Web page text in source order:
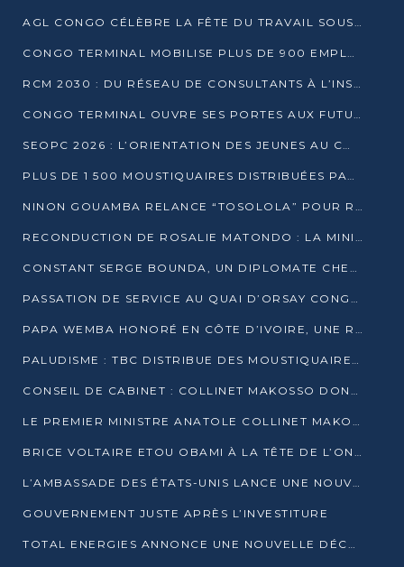
AGL CONGO CÉLÈBRE LA FÊTE DU TRAVAIL SOUS LE SIGNE DE LA COHÉSION
CONGO TERMINAL MOBILISE PLUS DE 900 EMPLOYÉS AUTOUR DE LA SÉCURITÉ AU TRAVAIL
RCM 2030 : DU RÉSEAU DE CONSULTANTS À L’INSTRUMENT DE PUISSANCE EN AFRIQUE FRANCOPHONE
CONGO TERMINAL OUVRE SES PORTES AUX FUTURS INGÉNIEURS AU FORUM DES MÉTIERS D’UCAC-ICAM
SEOPC 2026 : L’ORIENTATION DES JEUNES AU CŒUR DE LA DEUXIÈME ÉDITION
PLUS DE 1 500 MOUSTIQUAIRES DISTRIBUÉES PAR AGL ET CONGO TERMINAL DANS LA LUTTE CONTRE LE PALUDISME
NINON GOUAMBA RELANCE “TOSOLOLA” POUR RENFORCER LE DIALOGUE AVEC LES CITOYENS
RECONDUCTION DE ROSALIE MATONDO : LA MINISTRE PROMET D’ACCÉLÉRER LE TRAITEMENT DES DOSSIERS ET DE RELEVER DE NOUVEAUX DÉFIS
CONSTANT SERGE BOUNDA, UN DIPLOMATE CHEVRONNÉ AUX COMMANDES DES AFFAIRES ÉTRANGÈRES
PASSATION DE SERVICE AU QUAI D’ORSAY CONGOLAIS : GAKOSSO PASSE LE FLAMBEAU À BOUNDA
PAPA WEMBA HONORÉ EN CÔTE D’IVOIRE, UNE RUE PORTE DÉSORMAIS SON NOM
PALUDISME : TBC DISTRIBUE DES MOUSTIQUAIRES DANS DEUX CSI DE BRAZZAVILLE
CONSEIL DE CABINET : COLLINET MAKOSSO DONNE SES DERNIÈRES ORIENTATIONS
LE PREMIER MINISTRE ANATOLE COLLINET MAKOSSO DÉMISSIONNE AVEC SON GOUVERNEMENT
BRICE VOLTAIRE ETOU OBAMI À LA TÊTE DE L’ONEC-C POUR TROIS ANS
L’AMBASSADE DES ÉTATS-UNIS LANCE UNE NOUVELLE COHORTE DU PROGRAMME ACCESS MICRO-SCHOLARSHIP
GOUVERNEMENT JUSTE APRÈS L’INVESTITURE
TOTAL ENERGIES ANNONCE UNE NOUVELLE DÉCOUVERTE D’HYDROCARBURES SUR LE PERMIS MOHO AU LARGE DU CONGO